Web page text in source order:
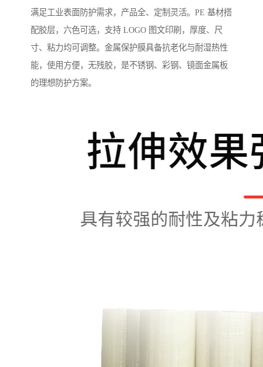
满足工业表面防护需求，产品全、定制灵活。PE 基材搭
配胶层，六色可选，支持 LOGO 图文印刷，厚度、尺
寸、粘力均可调整。金属保护膜具备抗老化与耐湿热性
能，使用方便，无残胶，是不锈钢、彩钢、镜面金属板
的理想防护方案。